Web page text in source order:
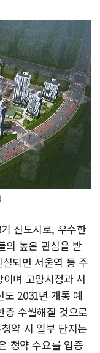
신도시로, 우수한
의 높은 관심을 받
되면 서울역 등 주
며 고양시청과 서
2031년 개통 예
층 수월해질 것으로
약 시 일부 단지는
청약 수요를 입증